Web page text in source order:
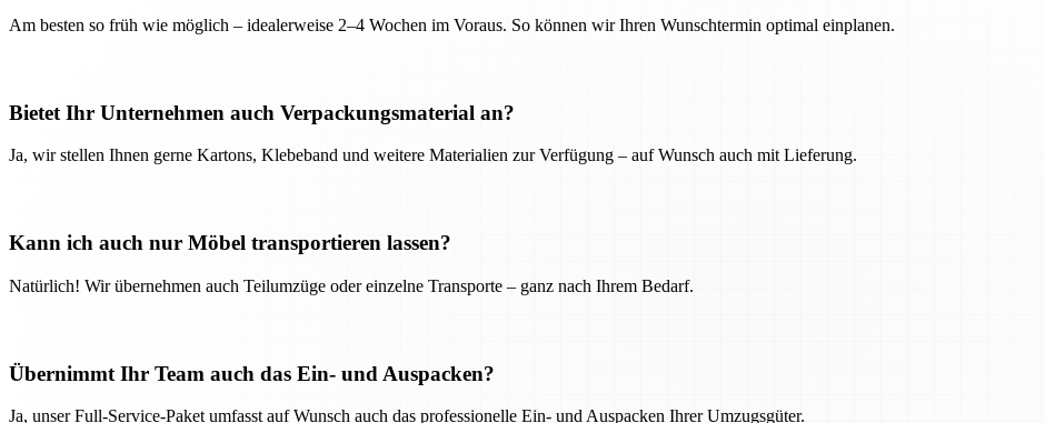
Am besten so früh wie möglich – idealerweise 2–4 Wochen im Voraus. So können wir Ihren Wunschtermin optimal einplanen.
Bietet Ihr Unternehmen auch Verpackungsmaterial an?
Ja, wir stellen Ihnen gerne Kartons, Klebeband und weitere Materialien zur Verfügung – auf Wunsch auch mit Lieferung.
Kann ich auch nur Möbel transportieren lassen?
Natürlich! Wir übernehmen auch Teilumzüge oder einzelne Transporte – ganz nach Ihrem Bedarf.
Übernimmt Ihr Team auch das Ein- und Auspacken?
Ja, unser Full-Service-Paket umfasst auf Wunsch auch das professionelle Ein- und Auspacken Ihrer Umzugsgüter.